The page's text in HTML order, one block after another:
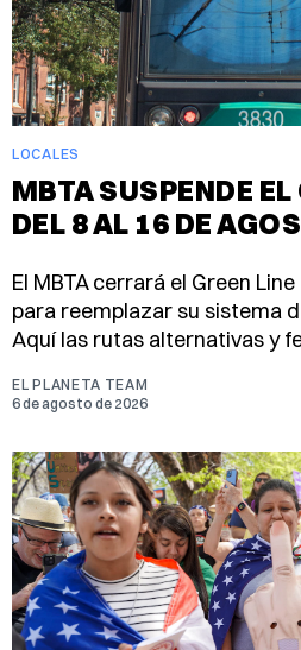
LOCALES
MBTA SUSPENDE EL
DEL 8 AL 16 DE
El MBTA cerrará el Green
para reemplazar su sistema
Aquí las rutas alternativas y
EL PLANETA TEAM
6 de agosto de 2026